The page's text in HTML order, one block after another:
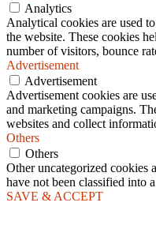
Analytics
Analytical cookies are used
the website. These cookies
number of visitors, bounce
Advertisement
Advertisement
Advertisement cookies are
and marketing campaigns.
websites and collect
Others
Others
Other uncategorized cookies
have not been classified into
SAVE & ACCEPT